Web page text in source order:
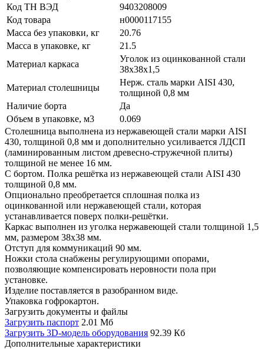
Код ТН ВЭД
9403208009
Код товара
н0000117155
Масса без упаковки, кг
20.76
Масса в упаковке, кг
21.5
Материал каркаса
Уголок из оцинкованной стали
38х38х1,5
Материал столешницы
Нерж. сталь марки AISI 430,
толщиной 0,8 мм
Наличие борта
Да
Объем в упаковке, м3
0.069
Столешница выполнена из нержавеющей стали марки AISI
430, толщиной 0,8 мм и дополнительно усиливается ЛДСП
(ламинированным листом древесно-стружечной плиты)
толщиной не менее 16 мм.
С бортом. Полка решётка из нержавеющей стали AISI 430
толщиной 0,8 мм.
Опционально преобретается сплошная полка из
оцинкованной или нержавеющей стали, которая
устанавливается поверх полки-решётки.
Каркас выполнен из уголка нержавеющей стали толщиной 1,5
мм, размером 38х38 мм.
Отступ для коммуникаций 90 мм.
Ножки стола снабжены регулирующими опорами,
позволяющие компенсировать неровности пола при
установке.
Изделие поставляется в разобранном виде.
Упаковка гофрокартон.
Загрузить документы и файлы
Загрузить паспорт 2.01 Мб
Загрузить 3D-модель оборудования 92.39 Кб
Дополнительные характеристики